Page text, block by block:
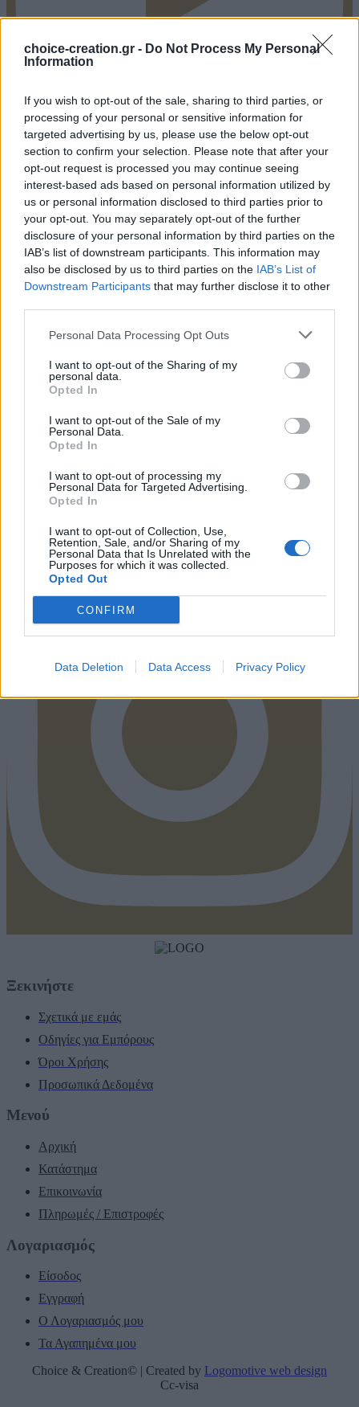
choice-creation.gr - Do Not Process My Personal
Information
If you wish to opt-out of the sale, sharing to third parties, or
processing of your personal or sensitive information for
targeted advertising by us, please use the below opt-out
section to confirm your selection. Please note that after your
opt-out request is processed you may continue seeing
interest-based ads based on personal information utilized by
us or personal information disclosed to third parties prior to
your opt-out. You may separately opt-out of the further
disclosure of your personal information by third parties on the
IAB’s list of downstream participants. This information may
also be disclosed by us to third parties on the IAB’s List of
Downstream Participants that may further disclose it to other
Personal Data Processing Opt Outs
I want to opt-out of the Sharing of my
personal data.
Opted In
I want to opt-out of the Sale of my
Personal Data.
Opted In
I want to opt-out of processing my
Personal Data for Targeted Advertising.
Opted In
I want to opt-out of Collection, Use,
Retention, Sale, and/or Sharing of my
Personal Data that Is Unrelated with the
Purposes for which it was collected.
Opted Out
CONFIRM
Data Deletion Data Access Privacy Policy
Pinterest
Instagram
Ξεκινήστε
Σχετικά με εμάς
Οδηγίες για Εμπόρους
Όροι Χρήσης
Προσωπικά Δεδομένα
Μενού
Αρχική
Κατάστημα
Επικοινωνία
Πληρωμές / Επιστροφές
Λογαριασμός
Είσοδος
Εγγραφή
Ο Λογαριασμός μου
Τα Αγαπημένα μου
Choice & Creation© | Created by Logomotive web design
Cc-visa